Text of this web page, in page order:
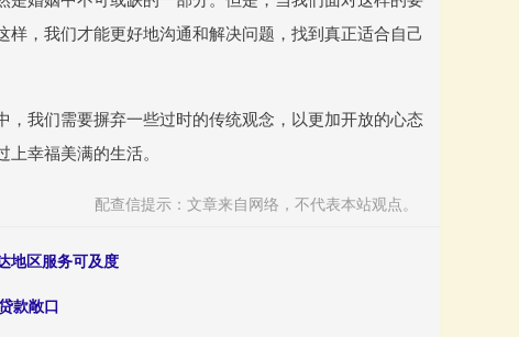
，我们才能更好地沟通和解决问题，找到真正适合自己
我们需要摒弃一些过时的传统观念，以更加开放的心态
幸福美满的生活。
配查信提示：文章来自网络，不代表本站观点。
地区服务可及度
款敞口